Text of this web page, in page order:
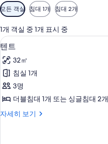
객
실
에
사
용
가
능
한
터
모든 객실 침대 1개 침대 2개
1개 객실 중 1개 표시 중
텐
트
사
진
모
보
5
텐트
32㎡
침실 1개
3명
더블침대 1개 또는 싱글침대 2개
자세히 보기
텐